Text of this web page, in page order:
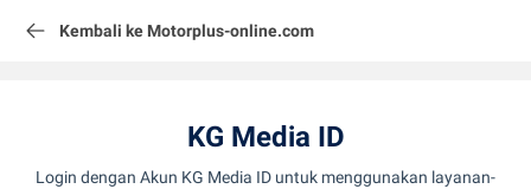
Kembali ke Motorplus-online.com
KG Media ID
Login dengan Akun KG Media ID untuk menggunakan layanan-